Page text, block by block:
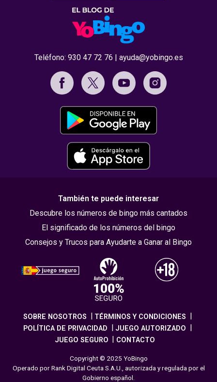
Teléfono: 930 47 72 76 | ayuda@yobingo.es
También te puede interesar
Descubre los números de bingo más cantados
El significado de los números del bingo
Consejos y Trucos para Ayudarte a Ganar al Bingo
SOBRE NOSOTROS
TÉRMINOS Y CONDICIONES
POLÍTICA DE PRIVACIDAD
JUEGO AUTORIZADO
JUEGO SEGURO
CONTACTO
Copyright © 2025 YoBingo
Operado por Rank Digital Ceuta S.A.U., autorizada y regulada por el
Gobierno español.